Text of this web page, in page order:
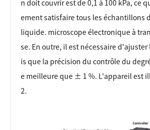
n doit couvrir est de 0,1 à 100 kPa, ce
ement satisfaire tous les échantillons
liquide. microscope électronique à
se. En outre, il est nécessaire
is que la précision du contrôle du
e meilleure que ± 1 %. L'appareil est
2.